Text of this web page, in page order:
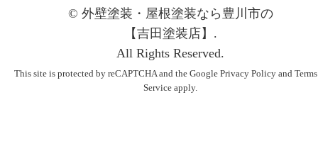
© 外壁塗装・屋根塗装なら豊川市の
【吉⽥塗装店】.
All Rights Reserved.
This site is protected by reCAPTCHA and the Google Privacy Policyand
Service apply.